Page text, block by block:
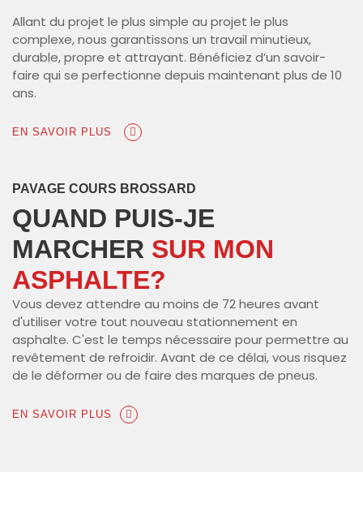
Allant du projet le plus simple au projet le plus
complexe, nous garantissons un travail minutieux,
durable, propre et attrayant. Bénéficiez d’un savoir-
faire qui se perfectionne depuis maintenant plus de 10
ans.
EN SAVOIR PLUS
PAVAGE COURS BROSSARD
QUAND PUIS-JE
MARCHER SUR MON
ASPHALTE?
Vous devez attendre au moins de 72 heures avant
d'utiliser votre tout nouveau stationnement en
asphalte. C'est le temps nécessaire pour permettre au
revêtement de refroidir. Avant de ce délai, vous risquez
de le déformer ou de faire des marques de pneus.
EN SAVOIR PLUS